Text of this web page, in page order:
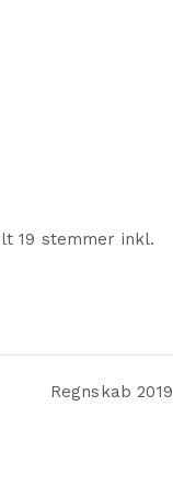
19 stemmer inkl.
Regnskab 2019